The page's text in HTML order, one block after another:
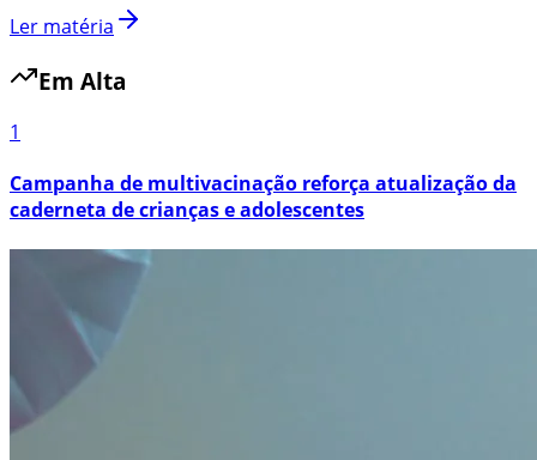
Ler matéria
Em Alta
1
Campanha de multivacinação reforça atualização da
caderneta de crianças e adolescentes